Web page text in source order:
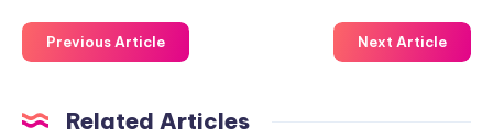
Previous Article Next Article
Related Articles